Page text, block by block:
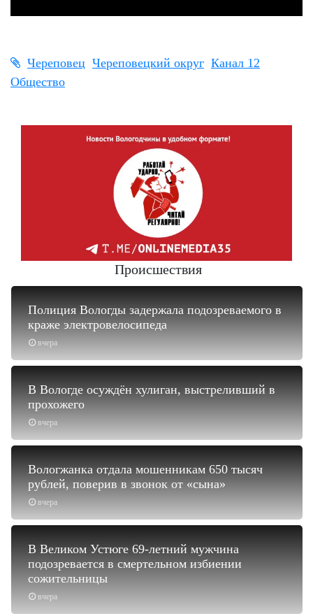
Череповец Череповецкий округ Канал 12
Общество
Происшествия
вчера
Полиция Вологды задержала подозреваемого в
краже электровелосипеда
вчера
В Вологде осуждён хулиган, выстреливший в
прохожего
вчера
Вологжанка отдала мошенникам 650 тысяч
рублей, поверив в звонок от «сына»
вчера
В Великом Устюге 69-летний мужчина
подозревается в смертельном избиении
сожительницы